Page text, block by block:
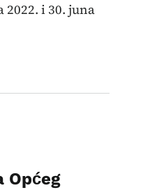
2022. i 30. juna
Općeg